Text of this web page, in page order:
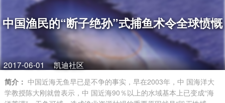
中国渔民的“断子绝孙”式捕鱼术令全球愤慨
2017-06-01 凯迪社区
简介： 中国近海无鱼早已是不争的事实，早在2003年，中 国海洋大
学教授陈大刚就曾表示，中 国近海90％以上的水域基本上已变成“海